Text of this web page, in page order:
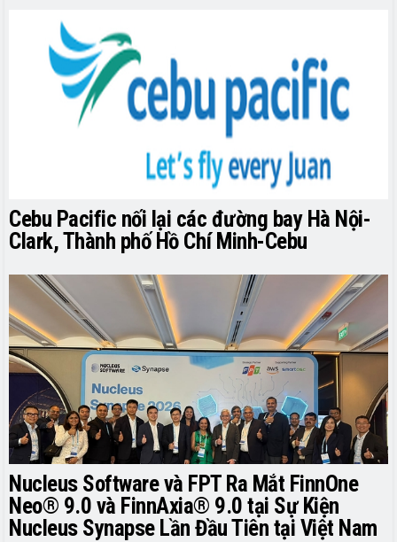
Cebu Pacific nối lại các đường bay Hà Nội-
Clark, Thành phố Hồ Chí Minh-Cebu
Nucleus Software và FPT Ra Mắt FinnOne
Neo® 9.0 và FinnAxia® 9.0 tại Sự Kiện
Nucleus Synapse Lần Đầu Tiên tại Việt Nam